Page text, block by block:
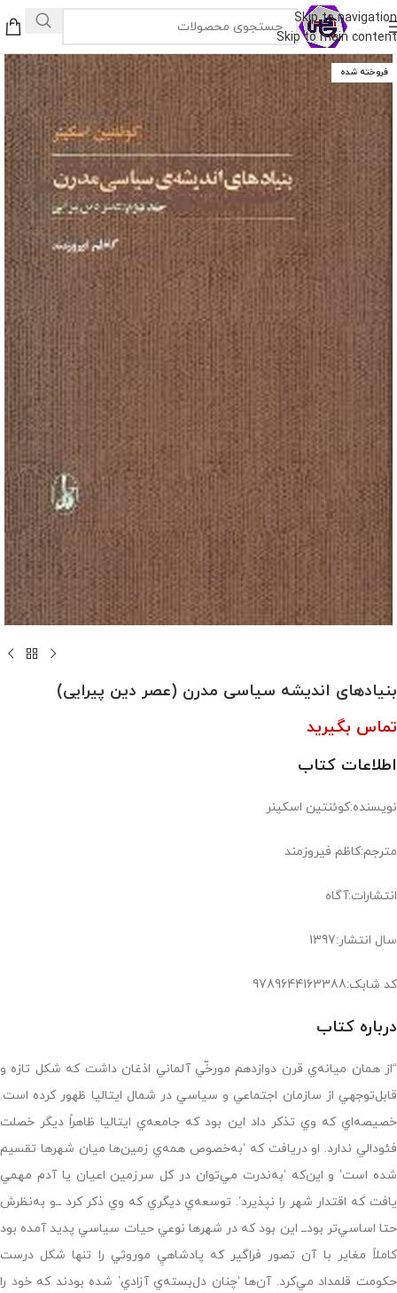
Skip to navigation
Skip to main content
فروخته شده
بنیادهای اندیشه سیاسی مدرن (عصر دین پیرایی)
تماس بگیرید
اطلاعات کتاب
نویسنده:كوئنتين اسكينر
مترجم:كاظم فيروزمند
انتشارات:آگاه
سال انتشار:1397
کد شابک:9789644163388
درباره کتاب
“از همان ميانه‌ي قرن دوازدهم مورخّي آلماني اذغان داشت كه شكل تازه و
قابل‌توجهي از سازمان اجتماعي و سياسي در شمال ايتاليا ظهور كرده است.
خصيصه‌اي كه وي تذكر داد اين بود كه جامعه‌ي ايتاليا ظاهراً ديگر خصلت
فئودالي ندارد. او دريافت كه ‘به‌خصوص همه‌ي زمين‌ها ميان شهرها تقسيم
شده است’ و اين‌كه ‘به‌ندرت مي‌توان در كل سرزمين اعيان يا آدم مهمي
يافت كه اقتدار شهر را نپذيرد’. توسعه‌ي ديگري كه وي ذكر كرد ــ‌و به‌نظرش
حتا اساسي‌تر بود‌ــ اين بود كه در شهرها نوعي حيات سياسي پديد آمده بود
كاملاً مغاير با آن تصور فراگير كه پادشاهيِ موروثي را تنها شكل درست
حكومت قلمداد مي‌كرد. آن‌ها ‘چنان دل‌بسته‌ي آزادي’ شده بودند كه خود را